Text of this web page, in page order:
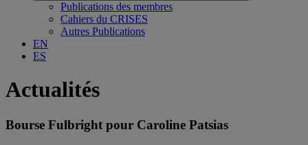
Publications des membres
Cahiers du CRISES
Autres Publications
EN
ES
Actualités
Bourse Fulbright pour Caroline Patsias